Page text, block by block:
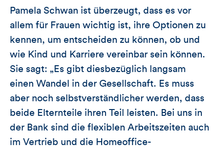
Pamela Schwan ist überzeugt, dass es vor
allem für Frauen wichtig ist, ihre Optionen zu
kennen, um entscheiden zu können, ob und
wie Kind und Karriere vereinbar sein können.
Sie sagt: „Es gibt diesbezüglich langsam
einen Wandel in der Gesellschaft. Es muss
aber noch selbstverständlicher werden, dass
beide Elternteile ihren Teil leisten. Bei uns in
der Bank sind die flexiblen Arbeitszeiten auch
im Vertrieb und die Homeoffice-